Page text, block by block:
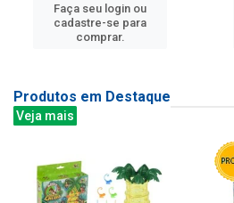
Faça seu login ou
cadastre-se para
comprar.
Produtos em Destaque
Veja mais